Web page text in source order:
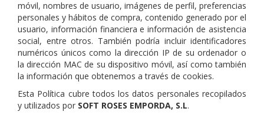
móvil, nombres de usuario, imágenes de perfil, preferencias
personales y hábitos de compra, contenido generado por el
usuario, información financiera e información de asistencia
social, entre otros. También podría incluir identificadores
numéricos únicos como la dirección IP de su ordenador o
la dirección MAC de su dispositivo móvil, así como también
la información que obtenemos a través de cookies.
Esta Política cubre todos los datos personales recopilados
y utilizados por SOFT ROSES EMPORDA, S.L.